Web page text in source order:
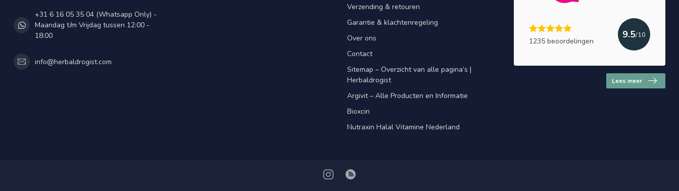
+31 6 16 05 35 04 (Whatsapp Only) -
Maandag t/m Vrijdag tussen 12:00 -
18:00
info@herbaldrogist.com
Verzending & retouren
Garantie & klachtenregeling
Over ons
Contact
Sitemap – Overzicht van alle pagina’s |
Herbaldrogist
Argivit – Alle Producten en Informatie
Bioxcin
Nutraxin Halal Vitamine Nederland
1235 beoordelingen
9.5/10
Lees meer